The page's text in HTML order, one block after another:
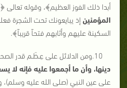
أبدا ذلك الفوز العظيم﴾، وقوله تعالى
المؤمنين إذ يبايعونك تحت الشجرة
السكينة عليهم وأثابهم فتحاً قريباً﴾.
10.ومن الدلائل على عِـظَـم قدر الصحابة أنهم
دينها، وأن ما أجمعوا عليه فإنه لا
على عين النبي (صلى الله عليه وسلم)،